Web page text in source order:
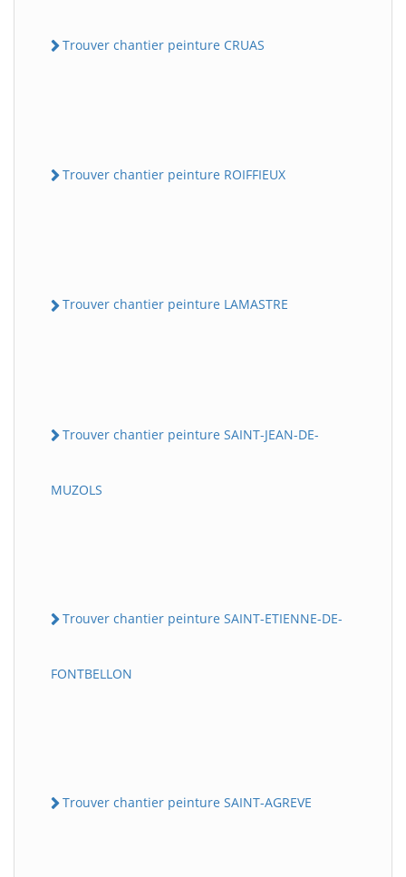
Trouver chantier peinture CRUAS
Trouver chantier peinture ROIFFIEUX
Trouver chantier peinture LAMASTRE
Trouver chantier peinture SAINT-JEAN-DE-
MUZOLS
Trouver chantier peinture SAINT-ETIENNE-DE-
FONTBELLON
Trouver chantier peinture SAINT-AGREVE